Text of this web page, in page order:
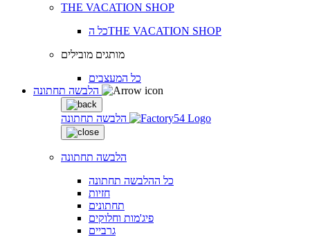
THE VACATION SHOP
כל הTHE VACATION SHOP
מותגים מובילים
כל המעצבים
הלבשה תחתונה
הלבשה תחתונה
כל ההלבשה תחתונה
חזיות
תחתונים
פיג'מות וחלוקים
גרביים